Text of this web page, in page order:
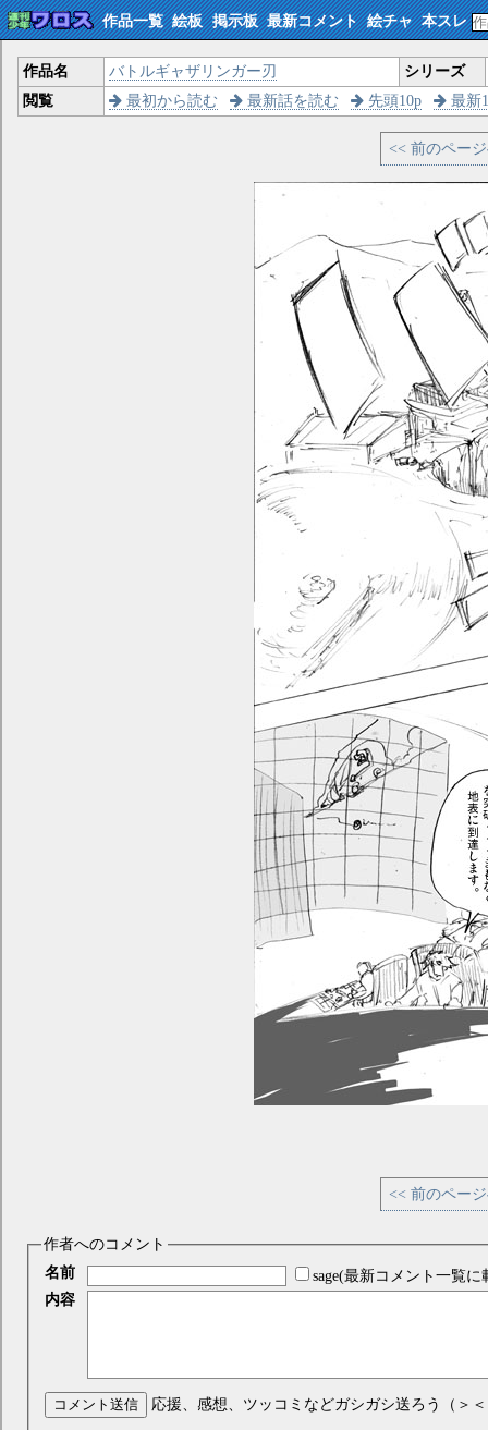
作品一覧 絵板 掲示板 最新コメント 絵チャ 本スレ
作品名 バトルギャザリンガー刃
シリーズ
閲覧
最初から読む 最新話を読む 先頭10p 最新
<< 前のペー
<< 前のペー
作者へのコメント
名前
sage(最新コメント一覧に
内容
コメント送信 応援、感想、ツッコミなどガシガシ送ろう（＞